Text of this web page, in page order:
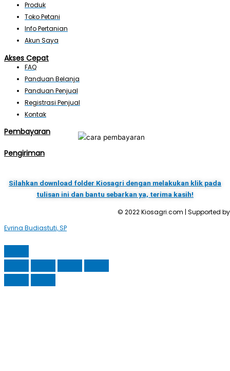
Produk
Toko Petani
Info Pertanian
Akun Saya
Akses Cepat
FAQ
Panduan Belanja
Panduan Penjual
Registrasi Penjual
Kontak
Pembayaran
Pengiriman
Silahkan download folder Kiosagri dengan melakukan klik pada
tulisan ini dan bantu sebarkan ya, terima kasih!
© 2022 Kiosagri.com | Supported
Evrina Budiastuti, SP